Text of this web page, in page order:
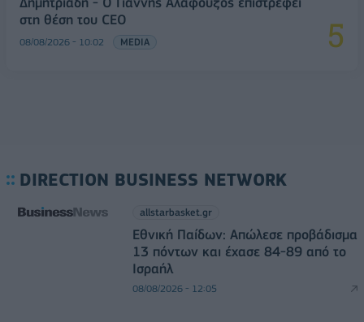
στη θέση του CEO
08/08/2026 - 10:02 MEDIA
DIRECTION BUSINESS NETWORK
allstarbasket.gr
Εθνική Παίδων: Απώλεσε προβάδισμα
13 πόντων και έχασε 84-89 από το
Ισραήλ
08/08/2026 - 12:05